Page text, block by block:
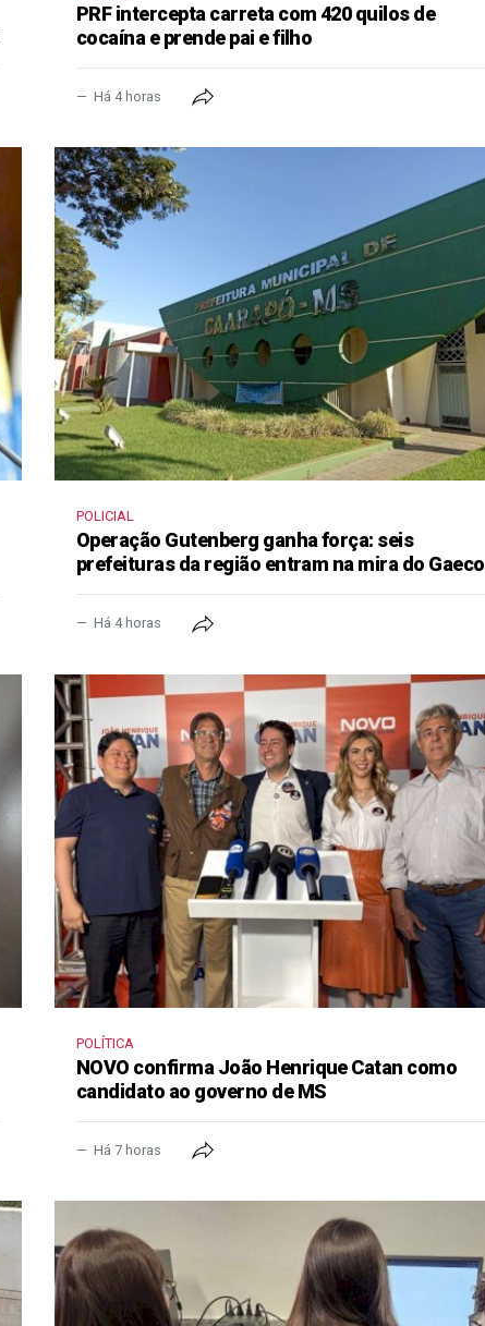
PRF intercepta carreta com 420 quilos de
cocaína e prende pai e filho
Há 4 horas
POLICIAL
Operação Gutenberg ganha força: seis
prefeituras da região entram na mira do Gaeco
Há 4 horas
POLÍTICA
NOVO confirma João Henrique Catan como
candidato ao governo de MS
Há 7 horas